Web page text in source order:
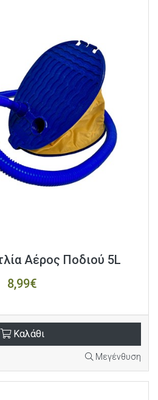
Αέρος Ποδιού 5L
8,99€
Καλάθι
Μεγένθυση